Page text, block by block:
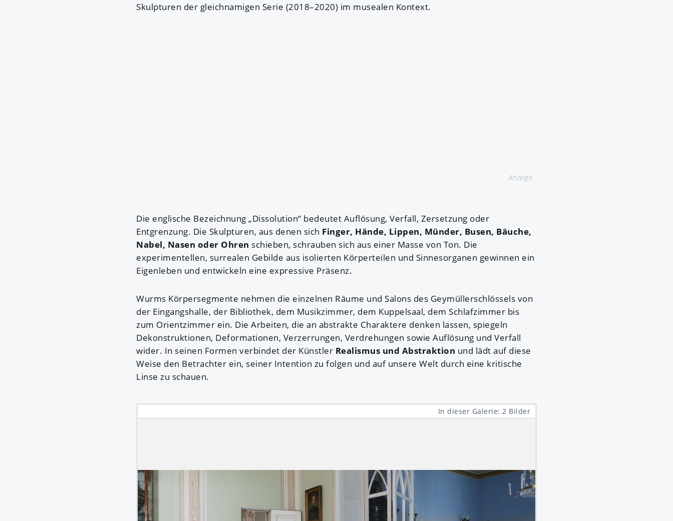
Skulpturen der gleichnamigen Serie (2018–2020) im musealen Kontext.
Anzeige
Die englische Bezeichnung „Dissolution“ bedeutet Auflösung, Verfall, Zersetzung oder
Entgrenzung. Die Skulpturen, aus denen sich Finger, Hände, Lippen, Münder, Busen, Bäuche,
Nabel, Nasen oder Ohren schieben, schrauben sich aus einer Masse von Ton. Die
experimentellen, surrealen Gebilde aus isolierten Körperteilen und Sinnesorganen gewinnen ein
Eigenleben und entwickeln eine expressive Präsenz.
Wurms Körpersegmente nehmen die einzelnen Räume und Salons des Geymüllerschlössels von
der Eingangshalle, der Bibliothek, dem Musikzimmer, dem Kuppelsaal, dem Schlafzimmer bis
zum Orientzimmer ein. Die Arbeiten, die an abstrakte Charaktere denken lassen, spiegeln
Dekonstruktionen, Deformationen, Verzerrungen, Verdrehungen sowie Auflösung und Verfall
wider. In seinen Formen verbindet der Künstler Realismus und Abstraktion und lädt auf diese
Weise den Betrachter ein, seiner Intention zu folgen und auf unsere Welt durch eine kritische
Linse zu schauen.
In dieser Galerie: 2 Bilder